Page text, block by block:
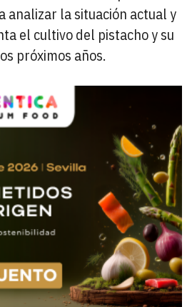
analizar la situación actual y
el cultivo del pistacho y su
próximos años.